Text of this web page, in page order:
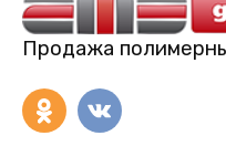
Продажа